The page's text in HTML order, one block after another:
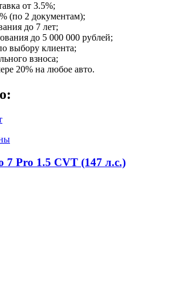
от 3.5%;
(по 2 документам);
до 7 лет;
до 5 000 000 рублей;
выбору клиента;
взноса;
20% на любое авто.
7 Pro 1.5 CVT (147 л.с.)